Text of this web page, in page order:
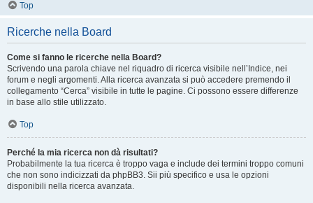
Top
Ricerche nella Board
Come si fanno le ricerche nella Board?
Scrivendo una parola chiave nel riquadro di ricerca visibile nell’Indice, nei
forum e negli argomenti. Alla ricerca avanzata si può accedere premendo il
collegamento “Cerca” visibile in tutte le pagine. Ci possono essere differenze
in base allo stile utilizzato.
Top
Perché la mia ricerca non dà risultati?
Probabilmente la tua ricerca è troppo vaga e include dei termini troppo comuni
che non sono indicizzati da phpBB3. Sii più specifico e usa le opzioni
disponibili nella ricerca avanzata.